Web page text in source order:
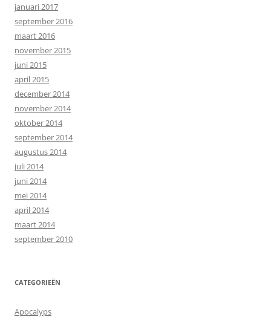
januari 2017
september 2016
maart 2016
november 2015
juni 2015
april 2015
december 2014
november 2014
oktober 2014
september 2014
augustus 2014
juli 2014
juni 2014
mei 2014
april 2014
maart 2014
september 2010
CATEGORIEËN
Apocalyps